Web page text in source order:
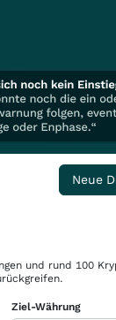
Neue
und rund 100
Ziel-Währung